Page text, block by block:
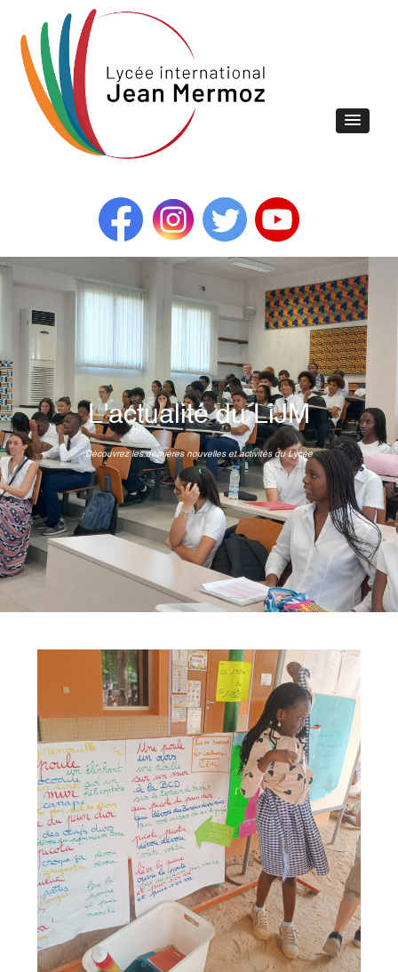
L'actualité du LiJM
Découvrez les dernières nouvelles et activités du Lycée